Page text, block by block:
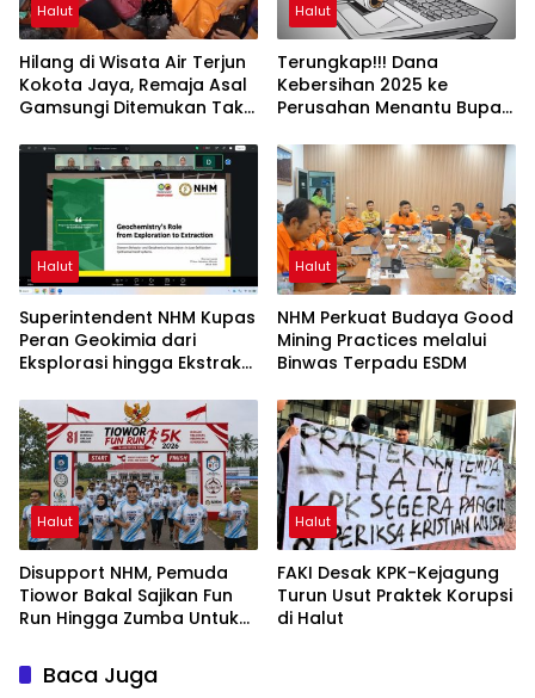
Halut
Hilang di Wisata Air Terjun
Kokota Jaya, Remaja Asal
Gamsungi Ditemukan Tak
Halut
Terungkap!!! Dana
Kebersihan 2025 ke
Perusahan Menantu Bupati
Halut
Superintendent NHM Kupas
Peran Geokimia dari
Eksplorasi hingga Ekstraksi
UNG
Halut
NHM Perkuat Budaya Good
Mining Practices melalui
Binwas Terpadu ESDM
Halut
Disupport NHM, Pemuda
Tiowor Bakal Sajikan Fun
Run Hingga Zumba Untuk
Halut
FAKI Desak KPK-Kejagung
Turun Usut Praktek Korupsi
di Halut
Baca Juga